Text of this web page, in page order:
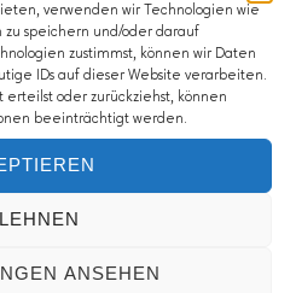
verwenden wir Technologien wie
speichern und/oder darauf
zustimmst, können wir Daten
IDs auf dieser Website verarbeiten.
oder zurückziehst, können
beeinträchtigt werden.
ANSEHEN
AUF DEN ARTIKEL
hier.